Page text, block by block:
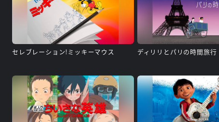
セレブレーション!ミッキーマウス ディリリとパリの時間旅行